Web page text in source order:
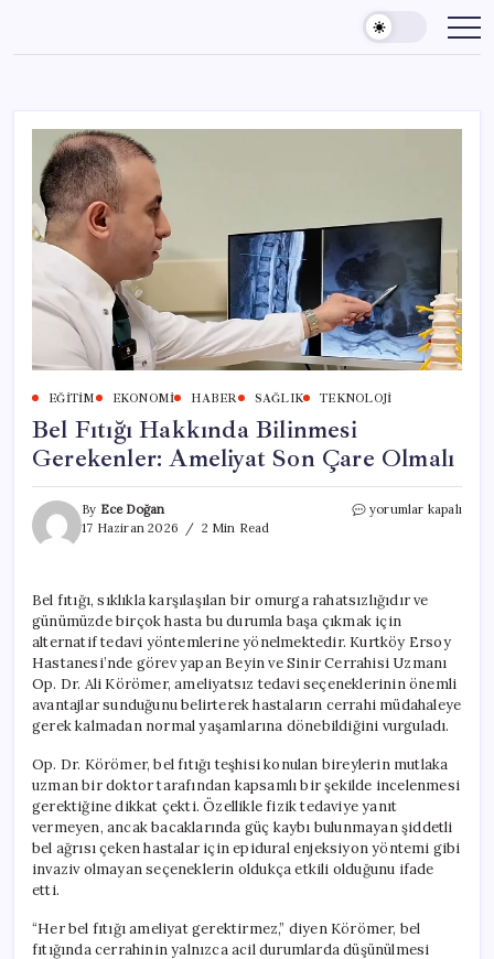
content
EĞITIM EKONOMI HABER SAĞLIK TEKNOLOJI
Bel Fıtığı Hakkında Bilinmesi
Gerekenler: Ameliyat Son Çare Olmalı
By Ece Doğan
17 Haziran 2026
2 Min Read
Bel
Ameliyat
Son
Çare
Olmalı
için
yorumlar kapalı
Bel fıtığı, sıklıkla karşılaşılan bir omurga rahatsızlığıdır ve
günümüzde birçok hasta bu durumla başa çıkmak için
alternatif tedavi yöntemlerine yönelmektedir. Kurtköy Ersoy
Hastanesi’nde görev yapan Beyin ve Sinir Cerrahisi Uzmanı
Op. Dr. Ali Körömer, ameliyatsız tedavi seçeneklerinin önemli
avantajlar sunduğunu belirterek hastaların cerrahi müdahaleye
gerek kalmadan normal yaşamlarına dönebildiğini vurguladı.
Op. Dr. Körömer, bel fıtığı teşhisi konulan bireylerin mutlaka
uzman bir doktor tarafından kapsamlı bir şekilde incelenmesi
gerektiğine dikkat çekti. Özellikle fizik tedaviye yanıt
vermeyen, ancak bacaklarında güç kaybı bulunmayan şiddetli
bel ağrısı çeken hastalar için epidural enjeksiyon yöntemi gibi
invaziv olmayan seçeneklerin oldukça etkili olduğunu ifade
etti.
“Her bel fıtığı ameliyat gerektirmez,” diyen Körömer, bel
fıtığında cerrahinin yalnızca acil durumlarda düşünülmesi